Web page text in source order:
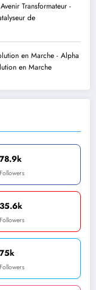
Transformateur -
de
en Marche - Alpha
en Marche
78.9k
Followers
35.6k
Followers
75k
Followers